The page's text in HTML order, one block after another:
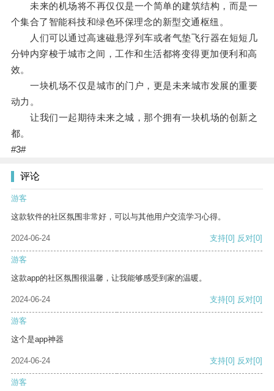
未来的机场将不再仅仅是一个简单的建筑结构，而是一
个集合了智能科技和绿色环保理念的新型交通枢纽。
人们可以通过高速磁悬浮列车或者气垫飞行器在短短几
分钟内穿梭于城市之间，工作和生活都将变得更加便利和高
效。
一块机场不仅是城市的门户，更是未来城市发展的重要
动力。
让我们一起期待未来之城，那个拥有一块机场的创新之
都。
#3#
评论
游客
这款软件的社区氛围非常好，可以与其他用户交流学习心得。
2024-06-24 支持[0] 反对[0]
游客
这款app的社区氛围很温馨，让我能够感受到家的温暖。
2024-06-24 支持[0] 反对[0]
游客
这个是app神器
2024-06-24 支持[0] 反对[0]
游客